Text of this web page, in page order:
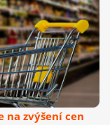
na zvýšení cen